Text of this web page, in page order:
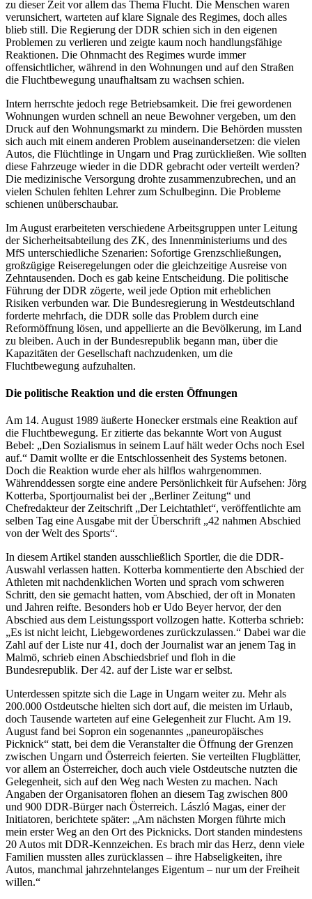
zu dieser Zeit vor allem das Thema Flucht. Die Menschen waren
verunsichert, warteten auf klare Signale des Regimes, doch alles
blieb still. Die Regierung der DDR schien sich in den eigenen
Problemen zu verlieren und zeigte kaum noch handlungsfähige
Reaktionen. Die Ohnmacht des Regimes wurde immer
offensichtlicher, während in den Wohnungen und auf den Straßen
die Fluchtbewegung unaufhaltsam zu wachsen schien.
Intern herrschte jedoch rege Betriebsamkeit. Die frei gewordenen
Wohnungen wurden schnell an neue Bewohner vergeben, um den
Druck auf den Wohnungsmarkt zu mindern. Die Behörden mussten
sich auch mit einem anderen Problem auseinandersetzen: die vielen
Autos, die Flüchtlinge in Ungarn und Prag zurückließen. Wie sollten
diese Fahrzeuge wieder in die DDR gebracht oder verteilt werden?
Die medizinische Versorgung drohte zusammenzubrechen, und an
vielen Schulen fehlten Lehrer zum Schulbeginn. Die Probleme
schienen unüberschaubar.
Im August erarbeiteten verschiedene Arbeitsgruppen unter Leitung
der Sicherheitsabteilung des ZK, des Innenministeriums und des
MfS unterschiedliche Szenarien: Sofortige Grenzschließungen,
großzügige Reiseregelungen oder die gleichzeitige Ausreise von
Zehntausenden. Doch es gab keine Entscheidung. Die politische
Führung der DDR zögerte, weil jede Option mit erheblichen
Risiken verbunden war. Die Bundesregierung in Westdeutschland
forderte mehrfach, die DDR solle das Problem durch eine
Reformöffnung lösen, und appellierte an die Bevölkerung, im Land
zu bleiben. Auch in der Bundesrepublik begann man, über die
Kapazitäten der Gesellschaft nachzudenken, um die
Fluchtbewegung aufzuhalten.
Die politische Reaktion und die ersten Öffnungen
Am 14. August 1989 äußerte Honecker erstmals eine Reaktion auf
die Fluchtbewegung. Er zitierte das bekannte Wort von August
Bebel: „Den Sozialismus in seinem Lauf hält weder Ochs noch Esel
auf.“ Damit wollte er die Entschlossenheit des Systems betonen.
Doch die Reaktion wurde eher als hilflos wahrgenommen.
Währenddessen sorgte eine andere Persönlichkeit für Aufsehen: Jörg
Kotterba, Sportjournalist bei der „Berliner Zeitung“ und
Chefredakteur der Zeitschrift „Der Leichtathlet“, veröffentlichte am
selben Tag eine Ausgabe mit der Überschrift „42 nahmen Abschied
von der Welt des Sports“.
In diesem Artikel standen ausschließlich Sportler, die die DDR-
Auswahl verlassen hatten. Kotterba kommentierte den Abschied der
Athleten mit nachdenklichen Worten und sprach vom schweren
Schritt, den sie gemacht hatten, vom Abschied, der oft in Monaten
und Jahren reifte. Besonders hob er Udo Beyer hervor, der den
Abschied aus dem Leistungssport vollzogen hatte. Kotterba schrieb:
„Es ist nicht leicht, Liebgewordenes zurückzulassen.“ Dabei war die
Zahl auf der Liste nur 41, doch der Journalist war an jenem Tag in
Malmö, schrieb einen Abschiedsbrief und floh in die
Bundesrepublik. Der 42. auf der Liste war er selbst.
Unterdessen spitzte sich die Lage in Ungarn weiter zu. Mehr als
200.000 Ostdeutsche hielten sich dort auf, die meisten im Urlaub,
doch Tausende warteten auf eine Gelegenheit zur Flucht. Am 19.
August fand bei Sopron ein sogenanntes „paneuropäisches
Picknick“ statt, bei dem die Veranstalter die Öffnung der Grenzen
zwischen Ungarn und Österreich feierten. Sie verteilten Flugblätter,
vor allem an Österreicher, doch auch viele Ostdeutsche nutzten die
Gelegenheit, sich auf den Weg nach Westen zu machen. Nach
Angaben der Organisatoren flohen an diesem Tag zwischen 800
und 900 DDR-Bürger nach Österreich. László Magas, einer der
Initiatoren, berichtete später: „Am nächsten Morgen führte mich
mein erster Weg an den Ort des Picknicks. Dort standen mindestens
20 Autos mit DDR-Kennzeichen. Es brach mir das Herz, denn viele
Familien mussten alles zurücklassen – ihre Habseligkeiten, ihre
Autos, manchmal jahrzehntelanges Eigentum – nur um der Freiheit
willen.“